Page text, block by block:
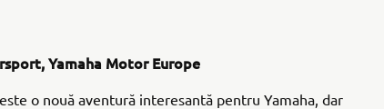
Yamaha Motor Europe
o nouă aventură interesantă pentru Yamaha, dar